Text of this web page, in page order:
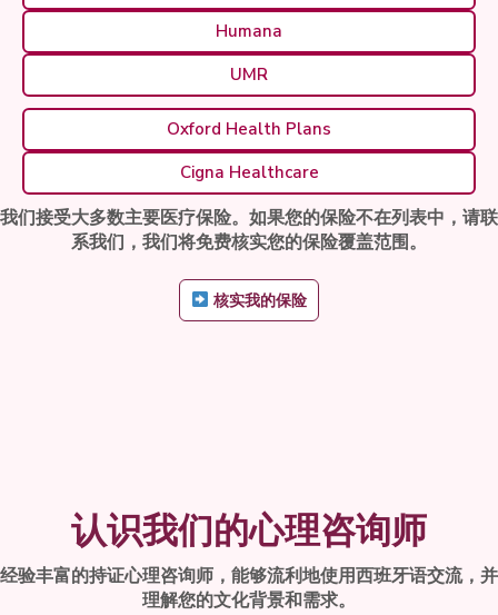
Humana
UMR
Oxford Health Plans
Cigna Healthcare
我们接受大多数主要医疗保险。如果您的保险不在列表中，请联
系我们，我们将免费核实您的保险覆盖范围。
核实我的保险
认识我们的心理咨询师
经验丰富的持证心理咨询师，能够流利地使用西班牙语交流，并
理解您的文化背景和需求。